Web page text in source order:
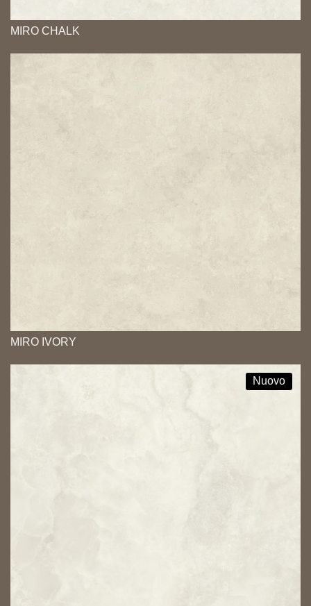
MIRO CHALK
MIRO IVORY
Nuovo